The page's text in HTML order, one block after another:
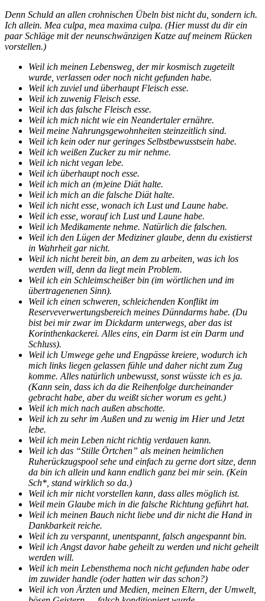
Denn Schuld an allen crohnischen Übeln bist nicht du, sondern ich.
Ich allein. Mea culpa, mea maxima culpa. (Hier musst du dir ein
paar Schläge mit der neunschwänzigen Katze auf meinem Rücken
vorstellen.)
Weil ich meinen Lebensweg, der mir kosmisch zugeteilt
wurde, verlassen oder noch nicht gefunden habe.
Weil ich zuviel und überhaupt Fleisch esse.
Weil ich zuwenig Fleisch esse.
Weil ich das falsche Fleisch esse.
Weil ich mich nicht wie ein Neandertaler ernähre.
Weil meine Nahrungsgewohnheiten steinzeitlich sind.
Weil ich kein oder nur geringes Selbstbewusstsein habe.
Weil ich weißen Zucker zu mir nehme.
Weil ich nicht vegan lebe.
Weil ich überhaupt noch esse.
Weil ich mich an (m)eine Diät halte.
Weil ich mich an die falsche Diät halte.
Weil ich nicht esse, wonach ich Lust und Laune habe.
Weil ich esse, worauf ich Lust und Laune habe.
Weil ich Medikamente nehme. Natürlich die falschen.
Weil ich den Lügen der Mediziner glaube, denn du existierst
in Wahrheit gar nicht.
Weil ich nicht bereit bin, an dem zu arbeiten, was ich los
werden will, denn da liegt mein Problem.
Weil ich ein Schleimscheißer bin (im wörtlichen und im
übertragenenen Sinn).
Weil ich einen schweren, schleichenden Konflikt im
Reserveverwertungsbereich meines Dünndarms habe. (Du
bist bei mir zwar im Dickdarm unterwegs, aber das ist
Korinthenkackerei. Alles eins, ein Darm ist ein Darm und
Schluss).
Weil ich Umwege gehe und Engpässe kreiere, wodurch ich
mich links liegen gelassen fühle und daher nicht zum Zug
komme. Alles natürlich unbewusst, sonst wüsste ich es ja.
(Kann sein, dass ich da die Reihenfolge durcheinander
gebracht habe, aber du weißt sicher worum es geht.)
Weil ich mich nach außen abschotte.
Weil ich zu sehr im Außen und zu wenig im Hier und Jetzt
lebe.
Weil ich mein Leben nicht richtig verdauen kann.
Weil ich das “Stille Örtchen” als meinen heimlichen
Ruherückzugspool sehe und einfach zu gerne dort sitze, denn
da bin ich allein und kann endlich ganz bei mir sein. (Kein
Sch*, stand wirklich so da.)
Weil ich mir nicht vorstellen kann, dass alles möglich ist.
Weil mein Glaube mich in die falsche Richtung geführt hat.
Weil ich meinen Bauch nicht liebe und dir nicht die Hand in
Dankbarkeit reiche.
Weil ich zu verspannt, unentspannt, falsch angespannt bin.
Weil ich Angst davor habe geheilt zu werden und nicht geheilt
werden will.
Weil ich mein Lebensthema noch nicht gefunden habe oder
im zuwider handle (oder hatten wir das schon?)
Weil ich von Ärzten und Medien, meinen Eltern, der Umwelt,